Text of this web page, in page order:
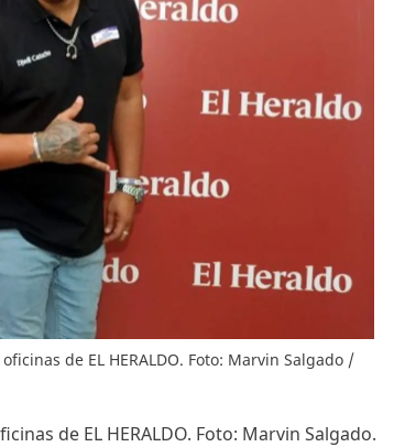
de EL HERALDO. Foto: Marvin Salgado /
de EL HERALDO. Foto: Marvin Salgado.